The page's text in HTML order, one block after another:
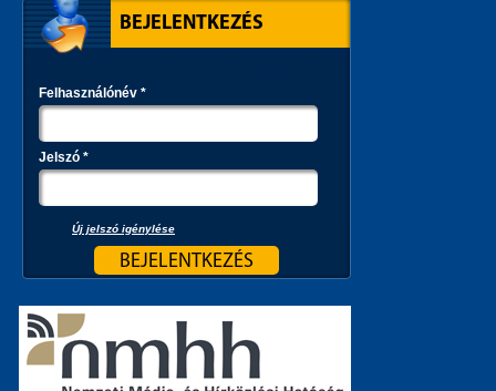
BEJELENTKEZÉS
Felhasználónév *
Jelszó *
Új jelszó igénylése